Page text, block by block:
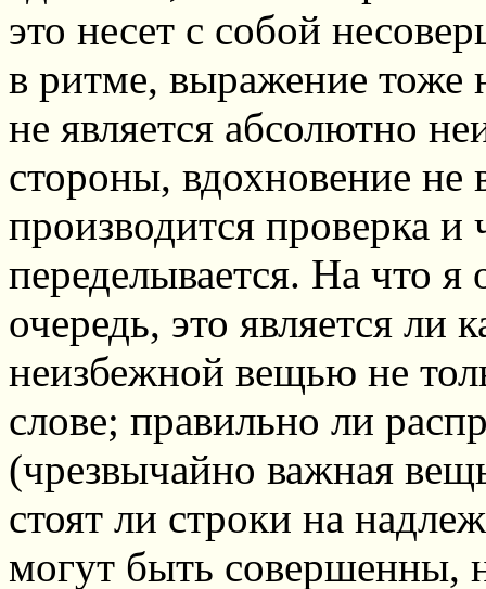
это несет с собой
в ритме, выражение тоже
не является абсолютно
стороны, вдохновение не
производится проверка и
переделывается. На что
очередь, это является ли
неизбежной вещью не
слове; правильно ли
(чрезвычайно важная
стоят ли строки на
могут быть совершенны,